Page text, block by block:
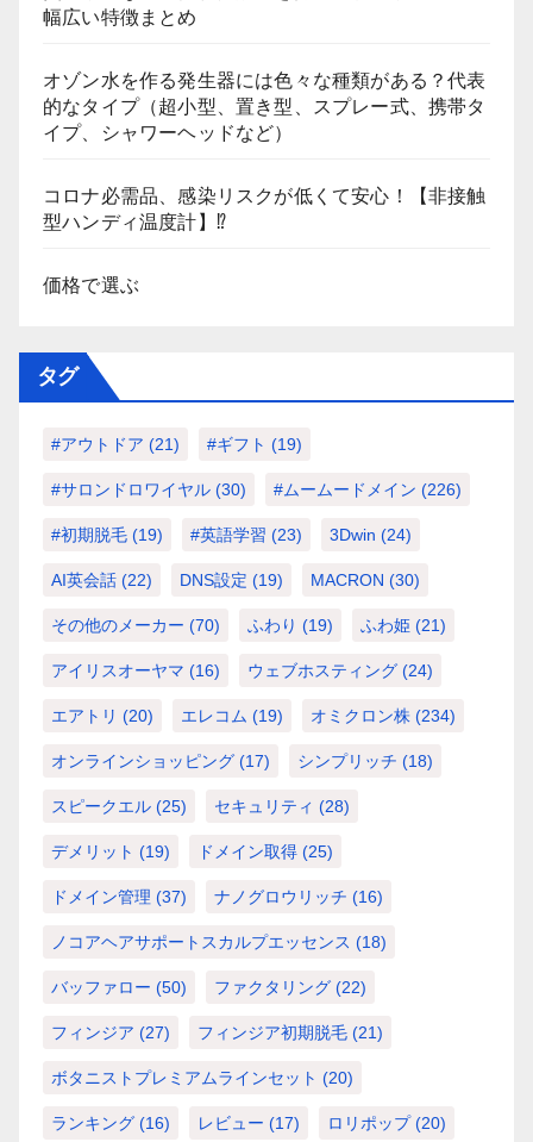
幅広い特徴まとめ
オゾン水を作る発生器には色々な種類がある？代表
的なタイプ（超小型、置き型、スプレー式、携帯タ
イプ、シャワーヘッドなど）
コロナ必需品、感染リスクが低くて安心！【非接触
型ハンディ温度計】⁉
価格で選ぶ
タグ
#アウトドア (21) #ギフト (19)
#サロンドロワイヤル (30) #ムームードメイン (226)
#初期脱毛 (19) #英語学習 (23) 3Dwin (24)
AI英会話 (22) DNS設定 (19) MACRON (30)
その他のメーカー (70) ふわり (19) ふわ姫 (21)
アイリスオーヤマ (16) ウェブホスティング (24)
エアトリ (20) エレコム (19) オミクロン株 (234)
オンラインショッピング (17) シンプリッチ (18)
スピークエル (25) セキュリティ (28)
デメリット (19) ドメイン取得 (25)
ドメイン管理 (37) ナノグロウリッチ (16)
ノコアヘアサポートスカルプエッセンス (18)
バッファロー (50) ファクタリング (22)
フィンジア (27) フィンジア初期脱毛 (21)
ボタニストプレミアムラインセット (20)
ランキング (16) レビュー (17) ロリポップ(20)